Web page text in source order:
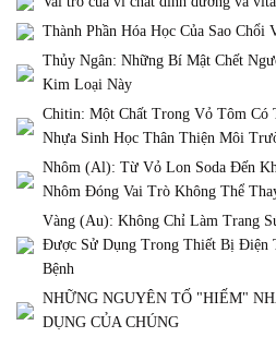
Thành Phần Hóa Học Của Sao Chổi
Thủy Ngân: Những Bí Mật Chết
Kim Loại Này
Chitin: Một Chất Trong Vỏ Tôm Có
Nhựa Sinh Học Thân Thiện Môi
Nhôm (Al): Từ Vỏ Lon Soda Đến
Nhôm Đóng Vai Trò Không Thể
Vàng (Au): Không Chỉ Làm Trang
Được Sử Dụng Trong Thiết Bị Điện
Bệnh
NHỮNG NGUYÊN TỐ "HIẾM"
DỤNG CỦA CHÚNG